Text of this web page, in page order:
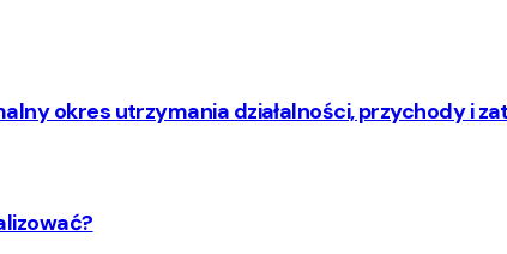
okres utrzymania działalności, przychody i